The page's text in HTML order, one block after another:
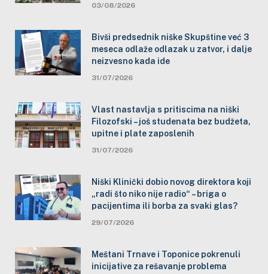
03/08/2026
Bivši predsednik niške Skupštine već 3
meseca odlaže odlazak u zatvor, i dalje
neizvesno kada ide
31/07/2026
Vlast nastavlja s pritiscima na niški
Filozofski – još studenata bez budžeta,
upitne i plate zaposlenih
31/07/2026
Niški Klinički dobio novog direktora koji
„radi što niko nije radio“ – briga o
pacijentima ili borba za svaki glas?
29/07/2026
Meštani Trnave i Toponice pokrenuli
inicijative za rešavanje problema